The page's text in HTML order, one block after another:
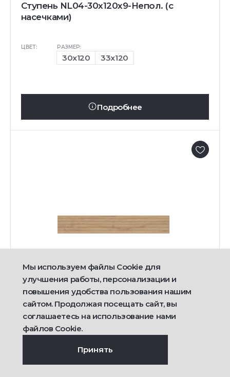
Ступень NL04-30x120x9-Непол. (с
насечками)
ЦВЕТ: РАЗМЕР:
30x120 33x120
Подробнее
Нет в наличии
Фальшмозаика AV02 Трейл 19x160x10
непол.
РАЗМЕР:
19x160
Мы используем файлы Cookie для
улучшения работы, персонализации и
повышения удобства пользования нашим
сайтом. Продолжая посещать сайт, вы
соглашаетесь на использование нами
файлов Cookie.
Принять